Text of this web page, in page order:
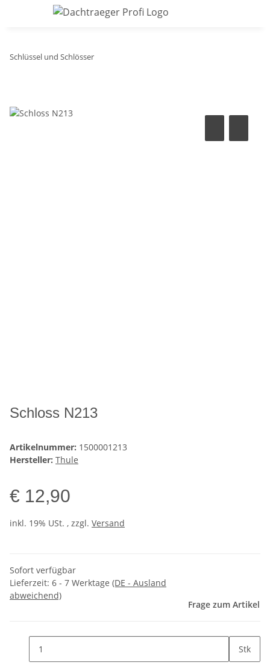
Schlüssel und Schlösser
Schloss N213
Artikelnummer: 1500001213
Hersteller: Thule
€ 12,90
inkl. 19% USt. , zzgl. Versand
Sofort verfügbar
Lieferzeit: 6 - 7 Werktage (DE - Ausland
abweichend)
Frage zum Artikel
Stk